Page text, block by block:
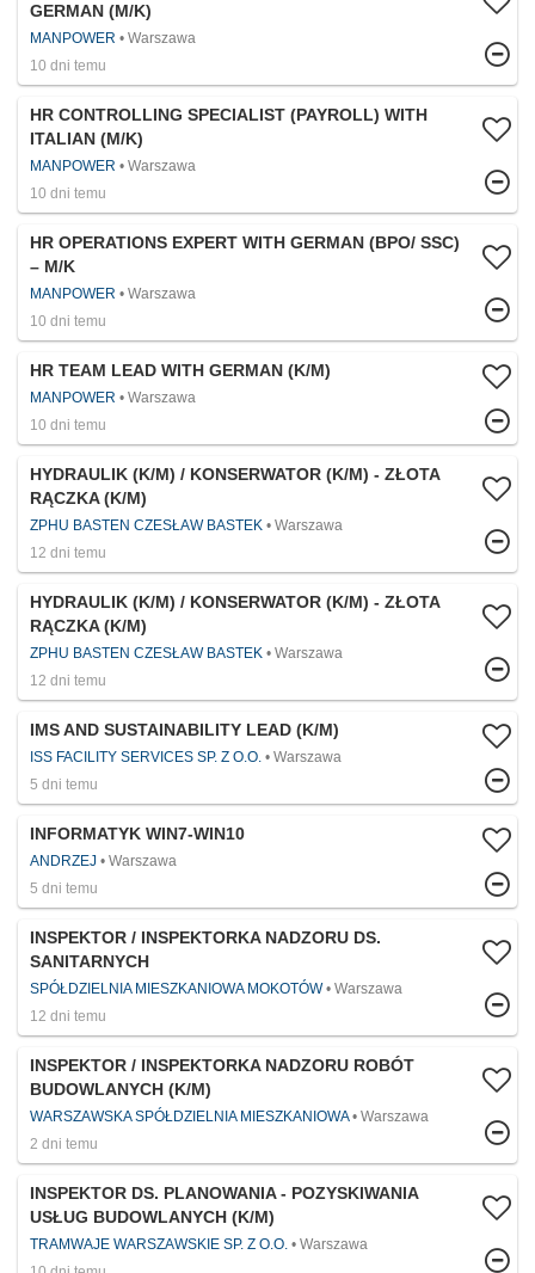
GERMAN (M/K)
MANPOWER
Warszawa
10 dni temu
HR CONTROLLING SPECIALIST (PAYROLL) WITH
ITALIAN (M/K)
MANPOWER
Warszawa
10 dni temu
HR OPERATIONS EXPERT WITH GERMAN (BPO/ SSC)
– M/K
MANPOWER
Warszawa
10 dni temu
HR TEAM LEAD WITH GERMAN (K/M)
MANPOWER
Warszawa
10 dni temu
HYDRAULIK (K/M) / KONSERWATOR (K/M) - ZŁOTA
RĄCZKA (K/M)
ZPHU BASTEN CZESŁAW BASTEK
Warszawa
12 dni temu
HYDRAULIK (K/M) / KONSERWATOR (K/M) - ZŁOTA
RĄCZKA (K/M)
ZPHU BASTEN CZESŁAW BASTEK
Warszawa
12 dni temu
IMS AND SUSTAINABILITY LEAD​ (K/M)​
ISS FACILITY SERVICES SP. Z O.O.
Warszawa
5 dni temu
INFORMATYK WIN7-WIN10
ANDRZEJ
Warszawa
5 dni temu
INSPEKTOR / INSPEKTORKA NADZORU DS.
SANITARNYCH
SPÓŁDZIELNIA MIESZKANIOWA MOKOTÓW
Warszawa
12 dni temu
INSPEKTOR / INSPEKTORKA NADZORU ROBÓT
BUDOWLANYCH (K/M)
WARSZAWSKA SPÓŁDZIELNIA MIESZKANIOWA
Warszawa
2 dni temu
INSPEKTOR DS. PLANOWANIA - POZYSKIWANIA
USŁUG BUDOWLANYCH (K/M)
TRAMWAJE WARSZAWSKIE SP. Z O.O.
Warszawa